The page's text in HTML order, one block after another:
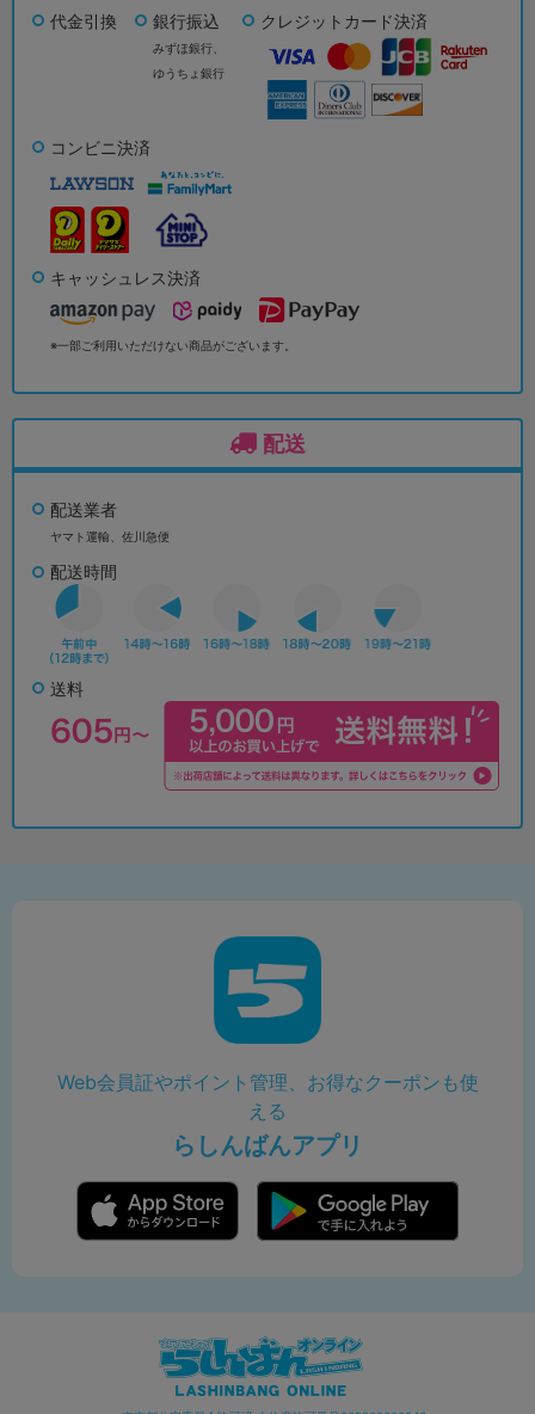
代金引換 銀行振込
みずほ銀行、
ゆうちょ銀行
クレジットカード決済
コンビニ決済
キャッシュレス決済
※一部ご利用いただけない商品がございます。
配送
配送業者
ヤマト運輸、佐川急便
配送時間
送料
Web会員証やポイント管理、お得なクーポンも使
える
らしんばんアプリ